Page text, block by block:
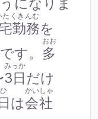
になりま
勤務
たくきんむ
を
す。 多
おお
3日
みっか
だけ
ひ
は会社
かいしゃ